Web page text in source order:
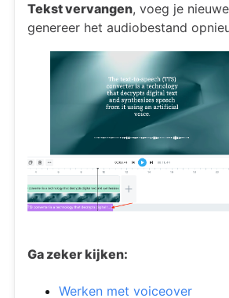
Tekst vervangen, voeg je
genereer het audiobestand
Ga zeker kijken:
Werken met voiceover